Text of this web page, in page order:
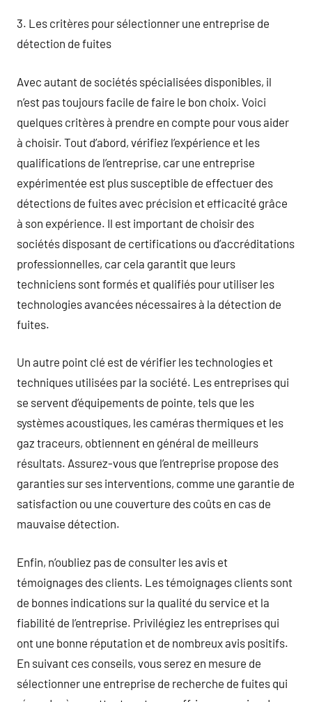
3. Les critères pour sélectionner une entreprise de
détection de fuites
Avec autant de sociétés spécialisées disponibles, il
n’est pas toujours facile de faire le bon choix. Voici
quelques critères à prendre en compte pour vous aider
à choisir. Tout d’abord, vérifiez l’expérience et les
qualifications de l’entreprise, car une entreprise
expérimentée est plus susceptible de effectuer des
détections de fuites avec précision et efficacité grâce
à son expérience. Il est important de choisir des
sociétés disposant de certifications ou d’accréditations
professionnelles, car cela garantit que leurs
techniciens sont formés et qualifiés pour utiliser les
technologies avancées nécessaires à la détection de
fuites.
Un autre point clé est de vérifier les technologies et
techniques utilisées par la société. Les entreprises qui
se servent d’équipements de pointe, tels que les
systèmes acoustiques, les caméras thermiques et les
gaz traceurs, obtiennent en général de meilleurs
résultats. Assurez-vous que l’entreprise propose des
garanties sur ses interventions, comme une garantie de
satisfaction ou une couverture des coûts en cas de
mauvaise détection.
Enfin, n’oubliez pas de consulter les avis et
témoignages des clients. Les témoignages clients sont
de bonnes indications sur la qualité du service et la
fiabilité de l’entreprise. Privilégiez les entreprises qui
ont une bonne réputation et de nombreux avis positifs.
En suivant ces conseils, vous serez en mesure de
sélectionner une entreprise de recherche de fuites qui